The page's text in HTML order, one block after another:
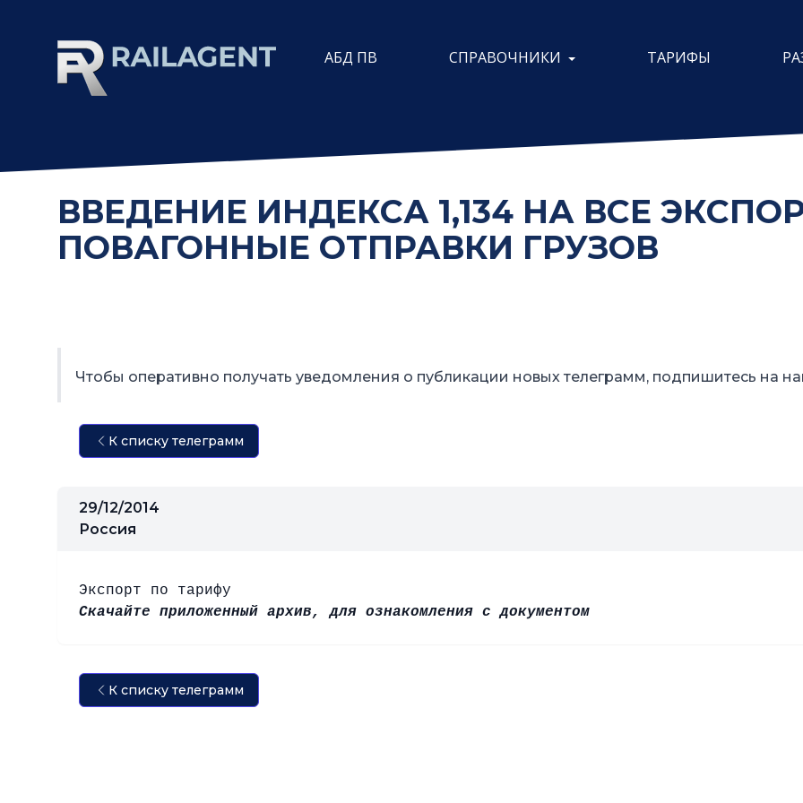
АБД ПВ СПРАВОЧНИКИ ТАРИФЫ
ВВЕДЕНИЕ ИНДЕКСА 1,134 НА ВСЕ
ПОВАГОННЫЕ ОТПРАВКИ ГРУЗОВ
Чтобы оперативно получать уведомления о публикации новых телеграмм, подпишитесь на
К списку телеграмм
29/12/2014
Россия
Экспорт по тарифу
Скачайте приложенный архив, для ознакомления с документом
К списку телеграмм